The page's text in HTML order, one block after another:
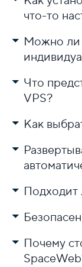
что-то
Можно ли
Что
VPS?
Как
Подходит
Почему